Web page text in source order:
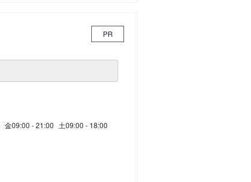
PR
金09:00 - 21:00 土09:00 - 18:00